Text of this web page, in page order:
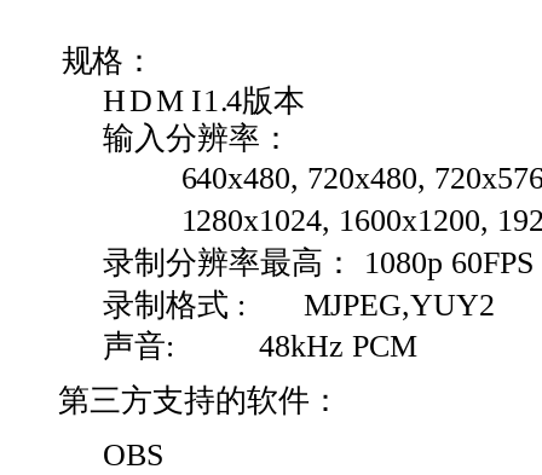
规格：
HDM I1.4版本
输入分辨率：
640x480, 720x480,
1280x1024, 1600x1200,
录制分辨率最高：
1080p 60FPS
录制格式 :
MJPEG,YUY2
声音: 48kHz PCM
第三方支持的软件：
OBS